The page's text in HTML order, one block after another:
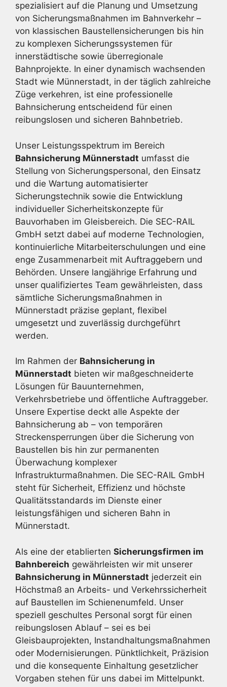
spezialisiert auf die Planung und Umsetzung
von Sicherungsmaßnahmen im Bahnverkehr –
von klassischen Baustellensicherungen bis hin
zu komplexen Sicherungssystemen für
innerstädtische sowie überregionale
Bahnprojekte. In einer dynamisch wachsenden
Stadt wie Münnerstadt, in der täglich zahlreiche
Züge verkehren, ist eine professionelle
Bahnsicherung entscheidend für einen
reibungslosen und sicheren Bahnbetrieb.
Unser Leistungsspektrum im Bereich
Bahnsicherung Münnerstadt umfasst die
Stellung von Sicherungspersonal, den Einsatz
und die Wartung automatisierter
Sicherungstechnik sowie die Entwicklung
individueller Sicherheitskonzepte für
Bauvorhaben im Gleisbereich. Die SEC-RAIL
GmbH setzt dabei auf moderne Technologien,
kontinuierliche Mitarbeiterschulungen und eine
enge Zusammenarbeit mit Auftraggebern und
Behörden. Unsere langjährige Erfahrung und
unser qualifiziertes Team gewährleisten, dass
sämtliche Sicherungsmaßnahmen in
Münnerstadt präzise geplant, flexibel
umgesetzt und zuverlässig durchgeführt
werden.
Im Rahmen der Bahnsicherung in
Münnerstadt bieten wir maßgeschneiderte
Lösungen für Bauunternehmen,
Verkehrsbetriebe und öffentliche Auftraggeber.
Unsere Expertise deckt alle Aspekte der
Bahnsicherung ab – von temporären
Streckensperrungen über die Sicherung von
Baustellen bis hin zur permanenten
Überwachung komplexer
Infrastrukturmaßnahmen. Die SEC-RAIL GmbH
steht für Sicherheit, Effizienz und höchste
Qualitätsstandards im Dienste einer
leistungsfähigen und sicheren Bahn in
Münnerstadt.
Als eine der etablierten Sicherungsfirmen im
Bahnbereich gewährleisten wir mit unserer
Bahnsicherung in Münnerstadt jederzeit ein
Höchstmaß an Arbeits- und Verkehrssicherheit
auf Baustellen im Schienenumfeld. Unser
speziell geschultes Personal sorgt für einen
reibungslosen Ablauf – sei es bei
Gleisbauprojekten, Instandhaltungsmaßnahmen
oder Modernisierungen. Pünktlichkeit, Präzision
und die konsequente Einhaltung gesetzlicher
Vorgaben stehen für uns dabei im Mittelpunkt.